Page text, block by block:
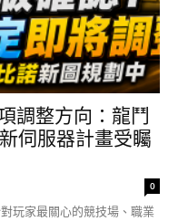
調整方向：龍鬥
伺服器計畫受矚
0
玩家最關心的競技場、職業